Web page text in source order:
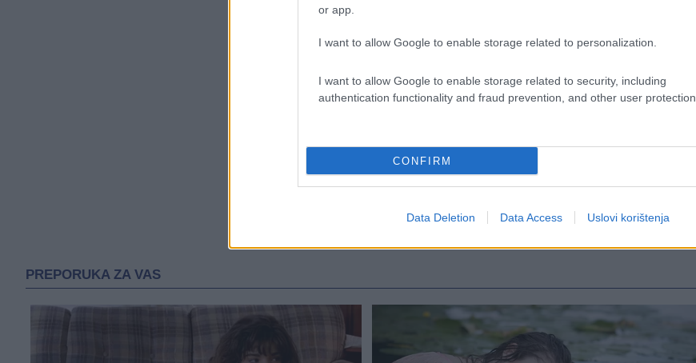
or app.
I want to allow Google to enable storage related to personalization.
I want to allow Google to enable storage related to security, including
authentication functionality and fraud prevention, and other user protection.
CONFIRM
Data Deletion Data Access Uslovi korištenja